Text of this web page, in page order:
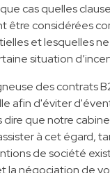
cas quelles
être considérées
et lesquelles
situation
des contrats
afin d'éviter
dire que notre
à cet égard,
de société
la négociation de